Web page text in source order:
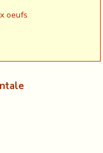
oeufs